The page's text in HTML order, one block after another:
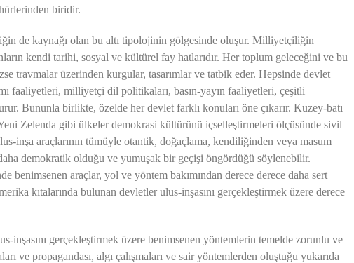
biridir.
de kaynağı olan bu altı tipolojinin gölgesinde oluşur. Milliyetçiliğin
kendi tarihi, sosyal ve kültürel fay hatlarıdır. Her toplum geleceğini ve bu
travmalar üzerinden kurgular, tasarımlar ve tatbik eder. Hepsinde devlet
faaliyetleri, milliyetçi dil politikaları, basın-yayın faaliyetleri, çeşitli
Bununla birlikte, özelde her devlet farklı konuları öne çıkarır. Kuzey-batı
Zelenda gibi ülkeler demokrasi kültürünü içselleştirmeleri ölçüsünde sivil
inşa araçlarının tümüyle otantik, doğaçlama, kendiliğinden veya masum
demokratik olduğu ve yumuşak bir geçişi öngördüğü söylenebilir.
benimsenen araçlar, yol ve yöntem bakımından derece derece daha sert
kıtalarında bulunan devletler ulus-inşasını gerçekleştirmek üzere derece
inşasını gerçekleştirmek üzere benimsenen yöntemlerin temelde zorunlu ve
ve propagandası, algı çalışmaları ve sair yöntemlerden oluştuğu yukarıda